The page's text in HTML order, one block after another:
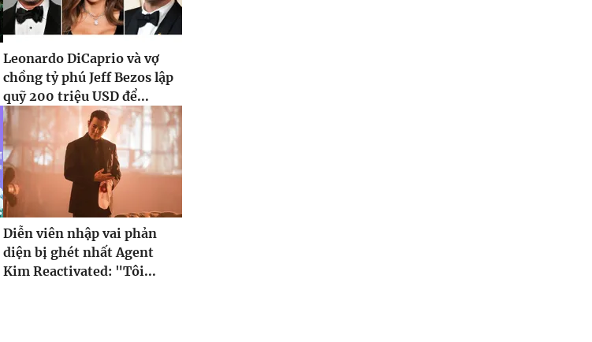
Leonardo DiCaprio và vợ
chồng tỷ phú Jeff Bezos lập
quỹ 200 triệu USD để...
Diễn viên nhập vai phản
diện bị ghét nhất Agent
Kim Reactivated: "Tôi...